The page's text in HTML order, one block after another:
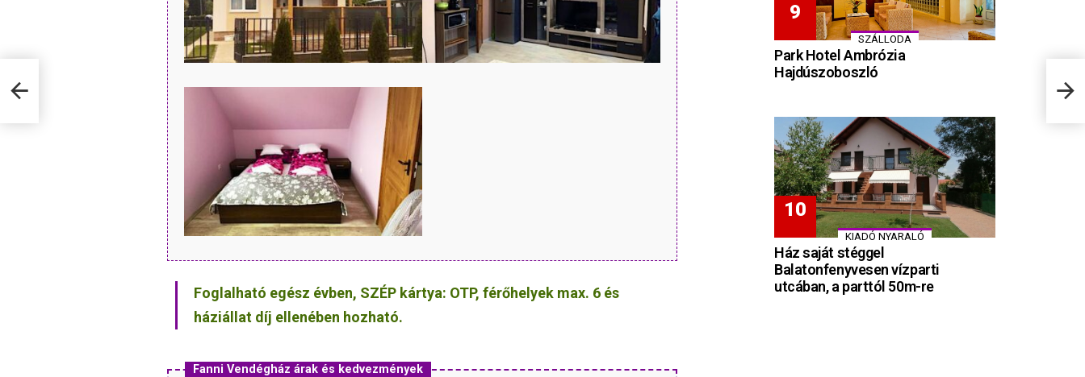
Foglalható egész évben, SZÉP kártya: OTP, férőhelyek max. 6 és
háziállat díj ellenében hozható.
Fanni Vendégház árak és kedvezmények
SZÁLLODA
Park Hotel Ambrózia
Hajdúszoboszló
KIADÓ NYARALÓ
Ház saját stéggel
Balatonfenyvesen vízparti
utcában, a parttól 50m-re